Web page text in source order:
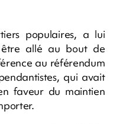
populaires, a lui
allé au bout de
au référendum
qui avait
faveur du maintien